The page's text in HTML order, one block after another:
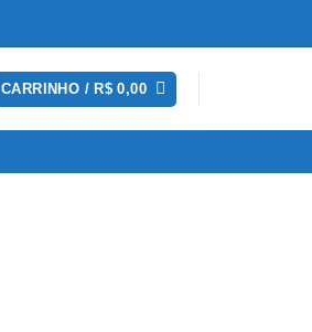
CARRINHO /R$ 0,00